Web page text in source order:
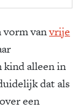
vorm vanvrije
kind alleen in
dat als
een